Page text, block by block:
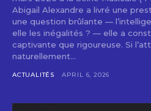
Abigaïl Alexandre a livré une
une question brûlante —
elle les inégalités ? — elle a
captivante que rigoureuse. Si
naturellement...
ACTUALITÉS APRIL 6, 2026